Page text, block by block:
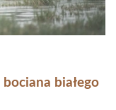
białego